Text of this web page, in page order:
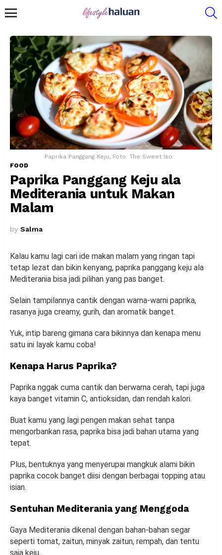
Paprika Panggang Keju, Foto: The Sweet Iso
FOOD
Paprika Panggang Keju ala
Mediterania untuk Makan
Malam
by Salma
Kalau kamu lagi cari ide makan malam yang ringan tapi
tetap lezat dan bikin kenyang, paprika panggang keju ala
Mediterania bisa jadi pilihan yang pas banget.
Selain tampilannya cantik dengan warna-warni paprika,
rasanya juga creamy, gurih, dan aromatik banget.
Yuk, intip bareng gimana cara bikinnya dan kenapa menu
satu ini layak kamu coba!
Kenapa Harus Paprika?
Paprika nggak cuma cantik dan berwarna cerah, tapi juga
kaya banget vitamin C, antioksidan, dan rendah kalori.
Buat kamu yang lagi pengen makan sehat tanpa
mengorbankan rasa, paprika bisa jadi bahan utama yang
tepat.
Plus, bentuknya yang menyerupai mangkuk alami bikin
paprika cocok banget diisi dengan berbagai topping atau
isian.
Sentuhan Mediterania yang Menggoda
Gaya Mediterania dikenal dengan bahan-bahan segar
seperti tomat, zaitun, minyak zaitun, rempah, dan tentu
saja keju.